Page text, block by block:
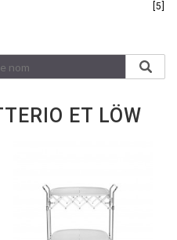
[5]
ET LÖW